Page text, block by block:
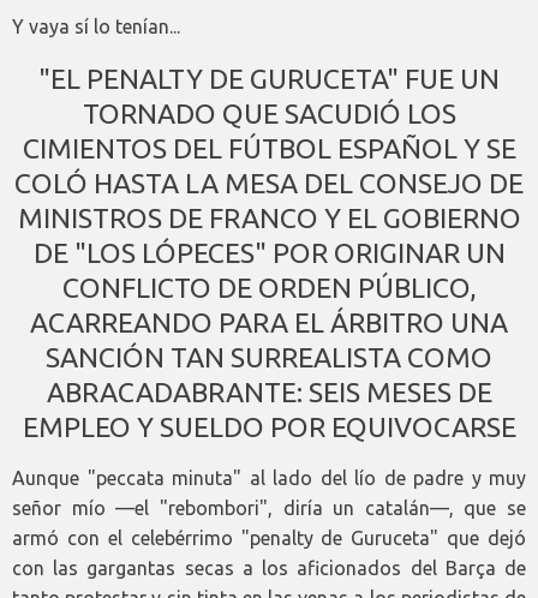
Y vaya sí lo tenían...
"EL PENALTY DE GURUCETA" FUE UN
TORNADO QUE SACUDIÓ LOS
CIMIENTOS DEL FÚTBOL ESPAÑOL Y SE
COLÓ HASTA LA MESA DEL CONSEJO DE
MINISTROS DE FRANCO Y EL GOBIERNO
DE "LOS LÓPECES" POR ORIGINAR UN
CONFLICTO DE ORDEN PÚBLICO,
ACARREANDO PARA EL ÁRBITRO UNA
SANCIÓN TAN SURREALISTA COMO
ABRACADABRANTE: SEIS MESES DE
EMPLEO Y SUELDO POR EQUIVOCARSE
Aunque "peccata minuta" al lado del lío de padre y muy
señor mío —el "rebombori", diría un catalán—, que se
armó con el celebérrimo "penalty de Guruceta" que dejó
con las gargantas secas a los aficionados del Barça de